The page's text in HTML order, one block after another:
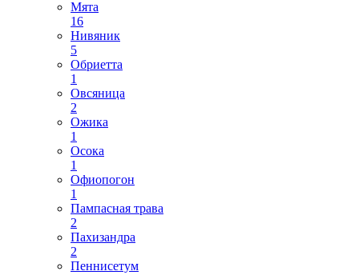
Мята
16
Нивяник
5
Обриетта
1
Овсяница
2
Ожика
1
Осока
1
Офиопогон
1
Пампасная трава
2
Пахизандра
2
Пеннисетум